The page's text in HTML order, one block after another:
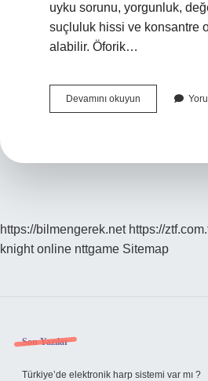
uyku sorunu, yorgunluk,
suçluluk hissi ve konsantre
alabilir. Öforik…
Devamını okuyun
Duygu
https://bilmengerek.net https://
knight online nttgame Sitemap
Sidebar
Son Yazılar
Türkiye’de elektronik harp sistemi var mı ?